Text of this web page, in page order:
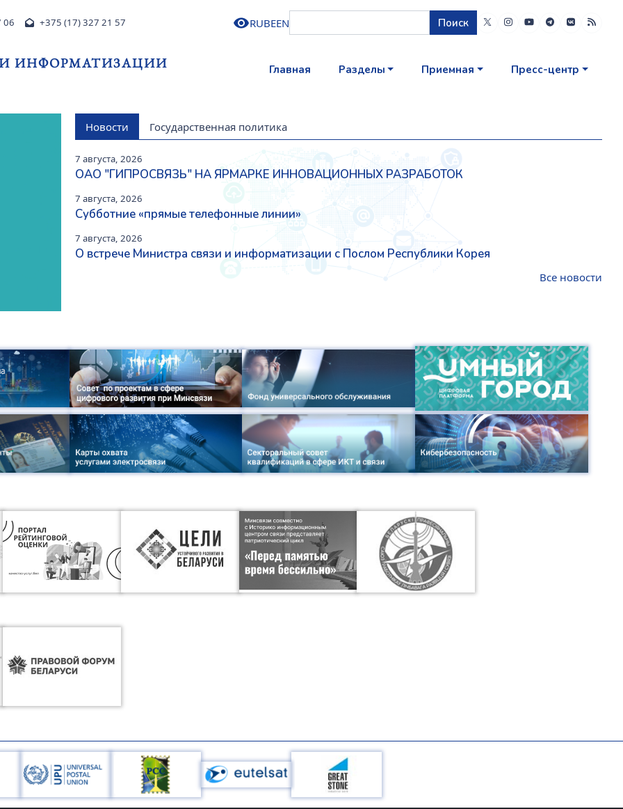
06 +375 (17) 327 21 57 RUBEEN Поиск
ИНФОРМАТИЗАЦИИ
Главная Разделы Приемная Пресс-центр
Новости Государственная политика
7 августа, 2026
ОАО "ГИПРОСВЯЗЬ" НА ЯРМАРКЕ ИННОВАЦИОННЫХ РАЗРАБОТОК
7 августа, 2026
Субботние «прямые телефонные линии»
7 августа, 2026
О встрече Министра связи и информатизации с Послом Республики Корея
Все новости